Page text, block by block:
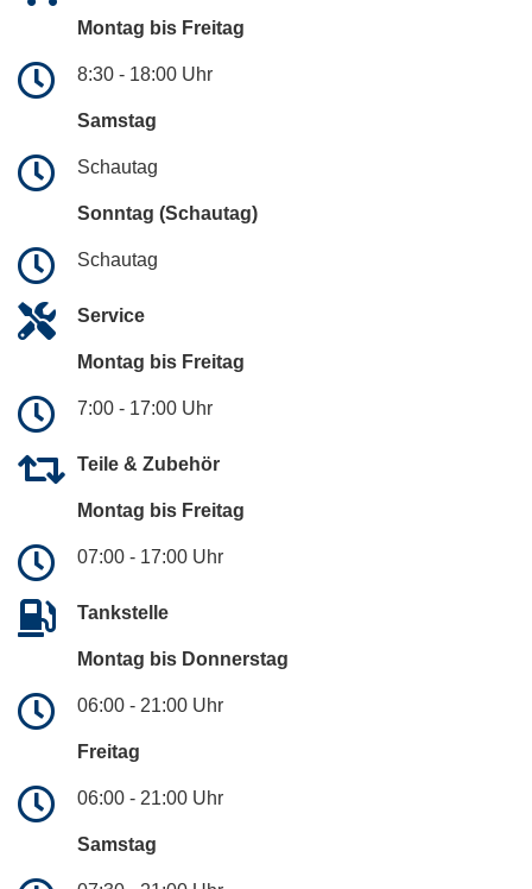
Montag bis Freitag
8:30 - 18:00 Uhr
Samstag
Schautag
Sonntag (Schautag)
Schautag
Service
Montag bis Freitag
7:00 - 17:00 Uhr
Teile & Zubehör
Montag bis Freitag
07:00 - 17:00 Uhr
Tankstelle
Montag bis Donnerstag
06:00 - 21:00 Uhr
Freitag
06:00 - 21:00 Uhr
Samstag